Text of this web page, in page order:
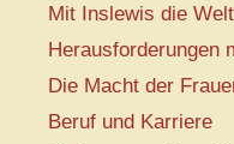
Mit Inslewis die
Herausforderungen
Die Macht der
Beruf und Karriere